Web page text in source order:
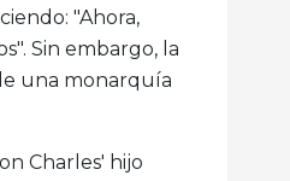
"Ahora,
Sin embargo, la
una monarquía
Charles' hijo